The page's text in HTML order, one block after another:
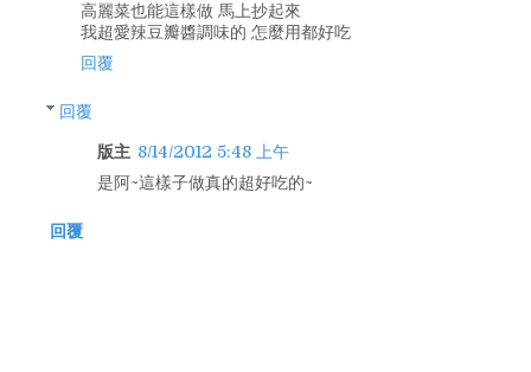
高麗菜也能這樣做 馬上抄起來
我超愛辣豆瓣醬調味的 怎麼用都好吃
回覆
回覆
版主 8/14/2012 5:48 上午
是阿~這樣子做真的超好吃的~
回覆